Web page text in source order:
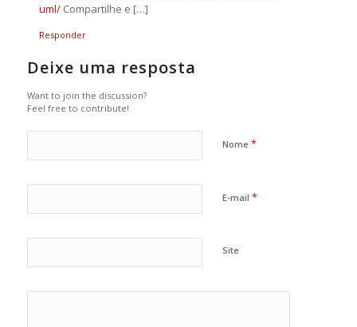
uml/Compartilhe e […]
Responder
Deixe uma resposta
Want to join the discussion?
Feel free to contribute!
Nome *
E-mail *
Site